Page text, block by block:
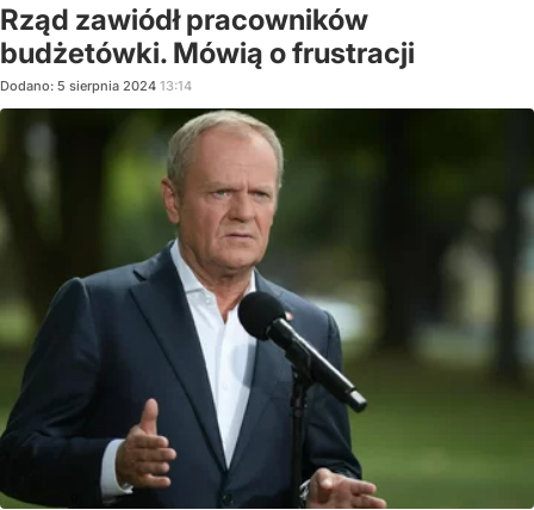
Rząd zawiódł pracowników
budżetówki. Mówią o frustracji
Dodano: 5 sierpnia 2024 13:14